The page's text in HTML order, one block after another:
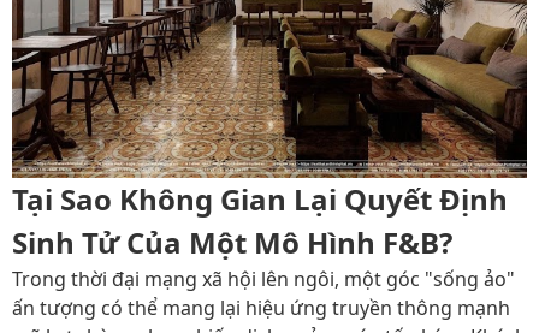
Tại Sao Không Gian Lại Quyết Định
Sinh Tử Của Một Mô Hình F&B?
Trong thời đại mạng xã hội lên ngôi, một góc "sống ảo"
ấn tượng có thể mang lại hiệu ứng truyền thông mạnh